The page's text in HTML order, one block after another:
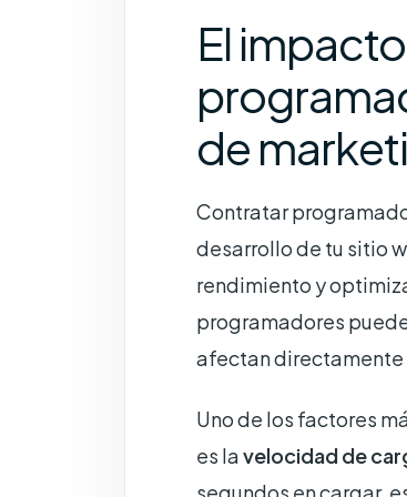
El
de
Contratar
desarrollo de tu sitio
rendimiento y
programadores
afectan directamente
Uno de los factores
es lavelocidad de
segundos en cargar,